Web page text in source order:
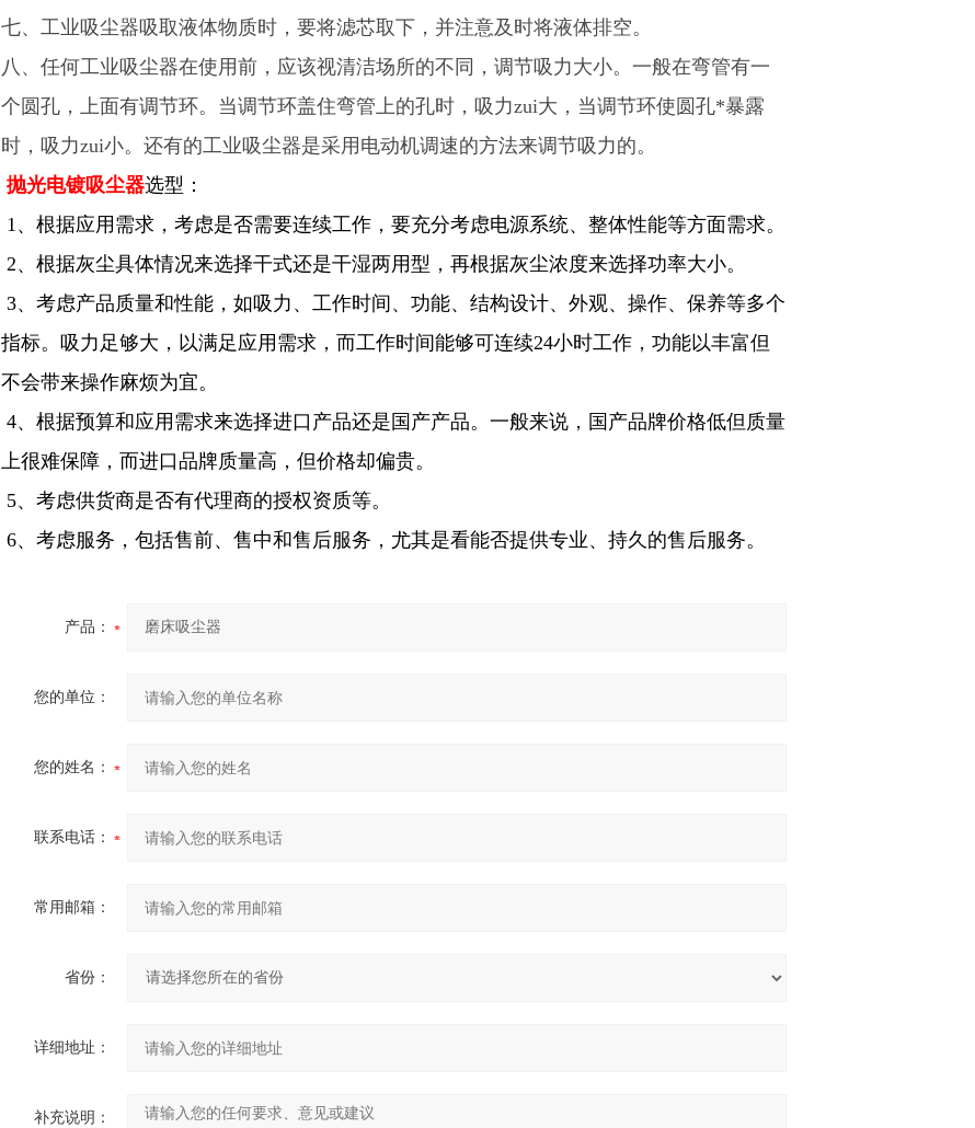
七、工业吸尘器吸取液体物质时，要将滤芯取下，并注意及时将液体排空。
八、任何工业吸尘器在使用前，应该视清洁场所的不同，调节吸力大小。一般在弯管有一
个圆孔，上面有调节环。当调节环盖住弯管上的孔时，吸力zui大，当调节环使圆孔*暴露
时，吸力zui小。还有的工业吸尘器是采用电动机调速的方法来调节吸力的。
抛光电镀吸尘器选型：
1、根据应用需求，考虑是否需要连续工作，要充分考虑电源系统、整体性能等方面需求。
2、根据灰尘具体情况来选择干式还是干湿两用型，再根据灰尘浓度来选择功率大小。
3、考虑产品质量和性能，如吸力、工作时间、功能、结构设计、外观、操作、保养等多个
指标。吸力足够大，以满足应用需求，而工作时间能够可连续24小时工作，功能以丰富但
不会带来操作麻烦为宜。
4、根据预算和应用需求来选择进口产品还是国产产品。一般来说，国产品牌价格低但质量
上很难保障，而进口品牌质量高，但价格却偏贵。
5、考虑供货商是否有代理商的授权资质等。
6、考虑服务，包括售前、售中和售后服务，尤其是看能否提供专业、持久的售后服务。
产品：
您的单位：
您的姓名：
联系电话：
常用邮箱：
省份：
详细地址：
补充说明：